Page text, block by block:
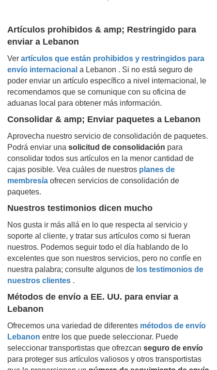
Artículos prohibidos & amp; Restringido para
enviar a Lebanon
Ver artículos que están prohibidos y restringidos para
envío internacional a Lebanon . Si no está seguro de
poder enviar un artículo específico a nivel internacional, le
recomendamos que se comunique con su oficina de
aduanas local para obtener más información.
Consolidar & amp; Enviar paquetes a Lebanon
Aprovecha nuestro servicio de consolidación de paquetes.
Podrá enviar una solicitud de consolidación para
consolidar todos sus artículos en la menor cantidad de
cajas posible. Vea cuáles de nuestros planes de
membresía ofrecen servicios de consolidación de
paquetes.
Nuestros testimonios dicen mucho
Nos gusta ir más allá en lo que respecta al servicio y
soporte al cliente, y tratar sus artículos como si fueran
nuestros. Podemos seguir todo el día hablando de lo
excelentes que son nuestros servicios, pero no confíe en
nuestra palabra; consulte algunos de los testimonios de
nuestros clientes .
Métodos de envío a EE. UU. para enviar a
Lebanon
Ofrecemos una variedad de diferentes métodos de envío
Lebanon entre los que puede seleccionar. Puede
seleccionar transportistas que ofrezcan seguro de envío
para proteger sus artículos valiosos y otros transportistas